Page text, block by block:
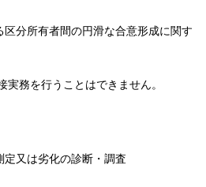
分所有者間の円滑な合意形成に関す
実務を行うことはできません。
定又は劣化の診断・調査